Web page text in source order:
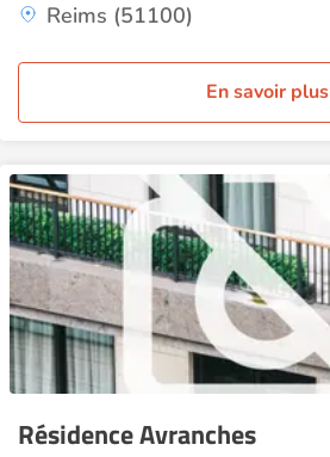
Reims (51100)
En savoir plus
Résidence Avranches